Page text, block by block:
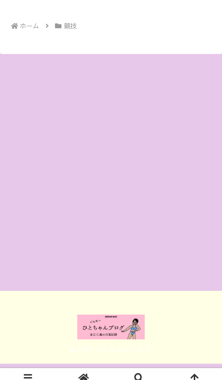
ホーム 競技
© 2022 ひとちゃんブログ.